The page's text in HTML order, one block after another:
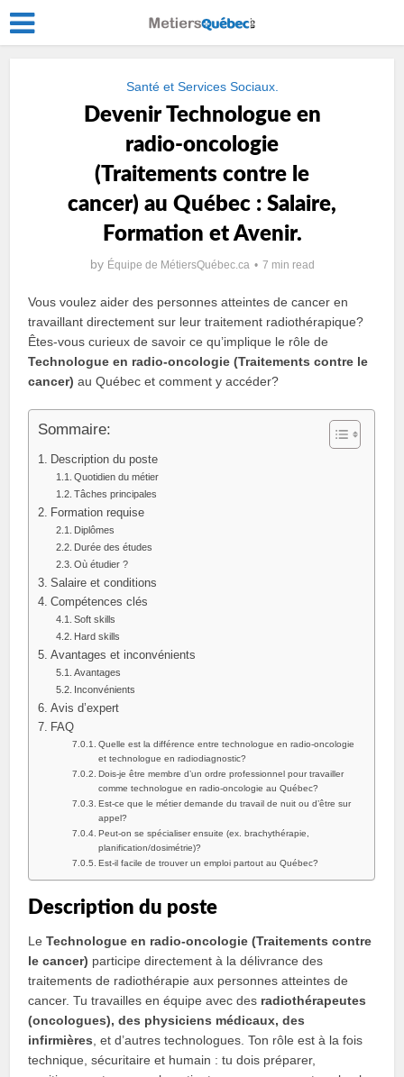
Santé et Services Sociaux.
Devenir Technologue en
radio-oncologie
(Traitements contre le
cancer) au Québec : Salaire,
Formation et Avenir.
by Équipe de MétiersQuébec.ca 7 min read
Vous voulez aider des personnes atteintes de cancer en
travaillant directement sur leur traitement radiothérapique?
Êtes‑vous curieux de savoir ce qu’implique le rôle de
Technologue en radio‑oncologie (Traitements contre le
cancer) au Québec et comment y accéder?
Sommaire:
Description du poste
Quotidien du métier
Tâches principales
Formation requise
Diplômes
Durée des études
Où étudier ?
Salaire et conditions
Compétences clés
Soft skills
Hard skills
Avantages et inconvénients
Avantages
Inconvénients
Avis d’expert
FAQ
Quelle est la différence entre technologue en radio‑oncologie
et technologue en radiodiagnostic?
Dois‑je être membre d’un ordre professionnel pour travailler
comme technologue en radio‑oncologie au Québec?
Est‑ce que le métier demande du travail de nuit ou d’être sur
appel?
Peut‑on se spécialiser ensuite (ex. brachythérapie,
planification/dosimétrie)?
Est‑il facile de trouver un emploi partout au Québec?
Description du poste
LeTechnologue en radio‑oncologie (Traitements contre
le cancer) participe directement à la délivrance des
traitements de radiothérapie aux personnes atteintes de
cancer. Tu travailles en équipe avec des radiothérapeutes
(oncologues), des physiciens médicaux, des
infirmières , et d’autres technologues. Ton rôle est à la fois
technique, sécuritaire et humain : tu dois préparer,